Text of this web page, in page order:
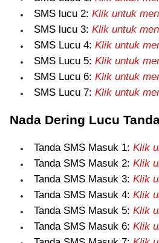
SMS lucu 2: Klik untuk
SMS lucu 3: Klik untuk
SMS Lucu 4: Klik untuk
SMS Lucu 5: Klik untuk
SMS Lucu 6: Klik untuk
SMS Lucu 7: Klik untuk
Nada Dering Lucu
Tanda SMS Masuk 1: Klik
Tanda SMS Masuk 2: Klik
Tanda SMS Masuk 3: Klik
Tanda SMS Masuk 4: Klik
Tanda SMS Masuk 5: Klik
Tanda SMS Masuk 6: Klik